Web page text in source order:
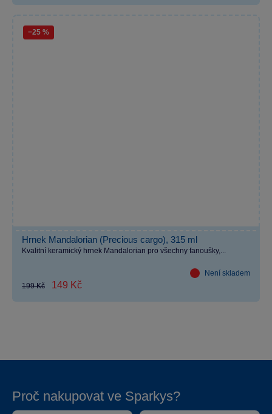
−25 %
Hrnek Mandalorian (Precious cargo), 315 ml
Kvalitní keramický hrnek Mandalorian pro všechny fanoušky,...
Není skladem
199 Kč
149 Kč
Proč nakupovat ve Sparkys?